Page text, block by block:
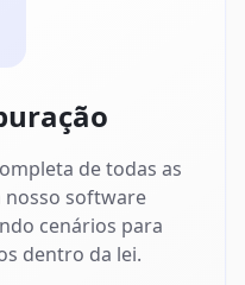
de todas as
nosso software
cenários para
dentro da lei.